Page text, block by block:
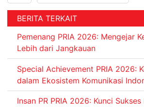
BERITA TERKAIT
Pemenang PRIA 2026: Mengejar
Lebih dari Jangkauan
Special Achievement PRIA 2026:
dalam Ekosistem Komunikasi
Insan PR PRIA 2026: Kunci